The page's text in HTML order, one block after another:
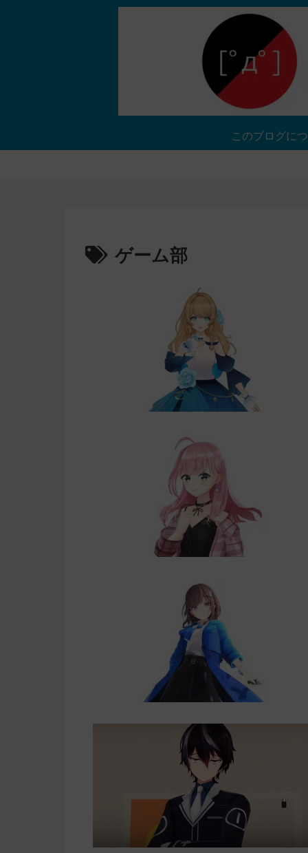
このブログに
ゲーム部